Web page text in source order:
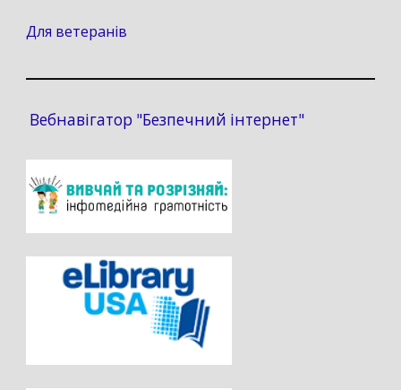
Для ветеранів
Вебнавігатор "Безпечний інтернет"